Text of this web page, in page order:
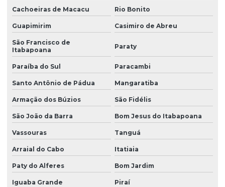
Cachoeiras de Macacu Rio Bonito
Guapimirim Casimiro de Abreu
São Francisco de
Itabapoana
Paraty
Paraíba do Sul Paracambi
Santo Antônio de Pádua Mangaratiba
Armação dos Búzios São Fidélis
São João da Barra Bom Jesus do Itabapoana
Vassouras Tanguá
Arraial do Cabo Itatiaia
Paty do Alferes Bom Jardim
Iguaba Grande Piraí